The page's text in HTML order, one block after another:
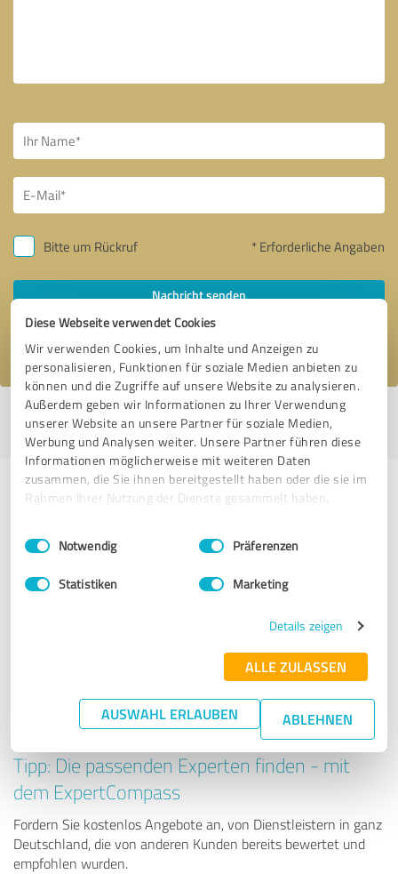
Diese Webseite verwendet Cookies
Wir verwenden Cookies, um Inhalte und Anzeigen zu
personalisieren, Funktionen für soziale Medien anbieten zu
können und die Zugriffe auf unsere Website zu analysieren.
Außerdem geben wir Informationen zu Ihrer Verwendung
unserer Website an unsere Partner für soziale Medien,
Werbung und Analysen weiter. Unsere Partner führen diese
Informationen möglicherweise mit weiteren Daten
zusammen, die Sie ihnen bereitgestellt haben oder die sie im
Rahmen Ihrer Nutzung der Dienste gesammelt haben.
Impressum Datenschutzbestimmungen
Einwilligungsauswahl
Notwendig Präferenzen
Statistiken Marketing
Details zeigen
ALLE ZULASSEN
AUSWAHL ERLAUBEN ABLEHNEN
Bitte um Rückruf * Erforderliche Angaben
Nachricht senden
Profil aktiv seit 21.11.2017 | Letzte Aktualisierung: 01.08.2026 |
melden
Erfahrungen zu weiteren
Rechtsdienstleistungen
KUJUS Strafverteidigung
Tipp: Die passenden Experten finden - mit
dem ExpertCompass
Fordern Sie kostenlos Angebote an, von Dienstleistern in ganz
Deutschland, die von anderen Kunden bereits bewertet und
empfohlen wurden.